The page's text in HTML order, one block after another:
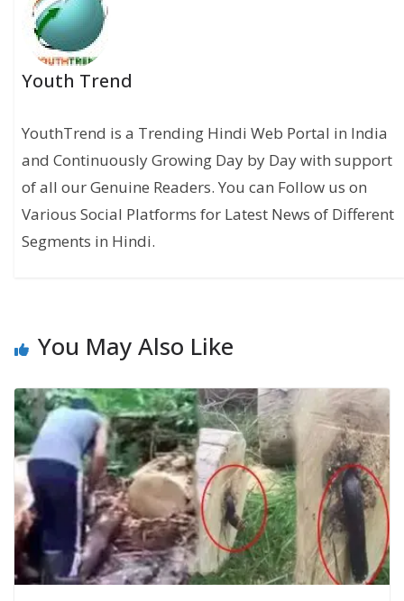
Youth Trend
YouthTrend is a Trending Hindi Web Portal in India
and Continuously Growing Day by Day with support
of all our Genuine Readers. You can Follow us on
Various Social Platforms for Latest News of Different
Segments in Hindi.
You May Also Like